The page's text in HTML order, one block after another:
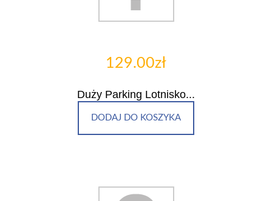
129.00zł
Duży Parking Lotnisko...
DODAJ DO KOSZYKA